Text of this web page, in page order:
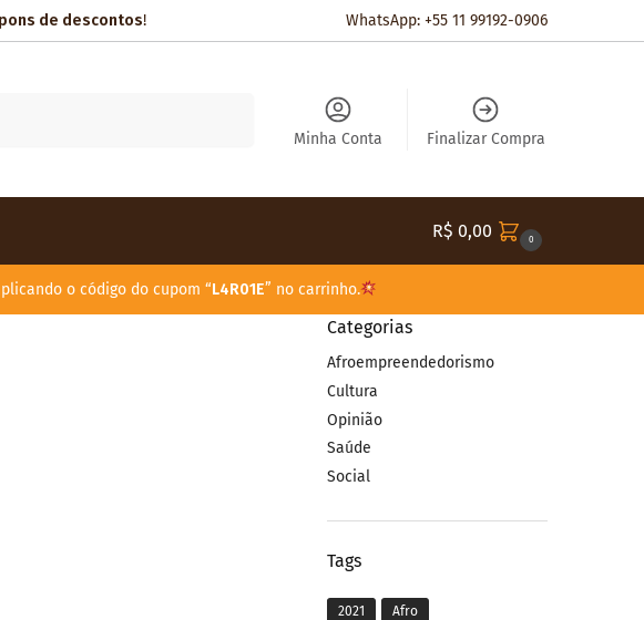
de descontos! WhatsApp: +55 11 99192-0906
Minha Conta Finalizar Compra
R$ 0,00 0
o código do cupom “L4R01E” no carrinho.
Categorias
Afroempreendedorismo
Cultura
Opinião
Saúde
Social
Tags
2021 Afro